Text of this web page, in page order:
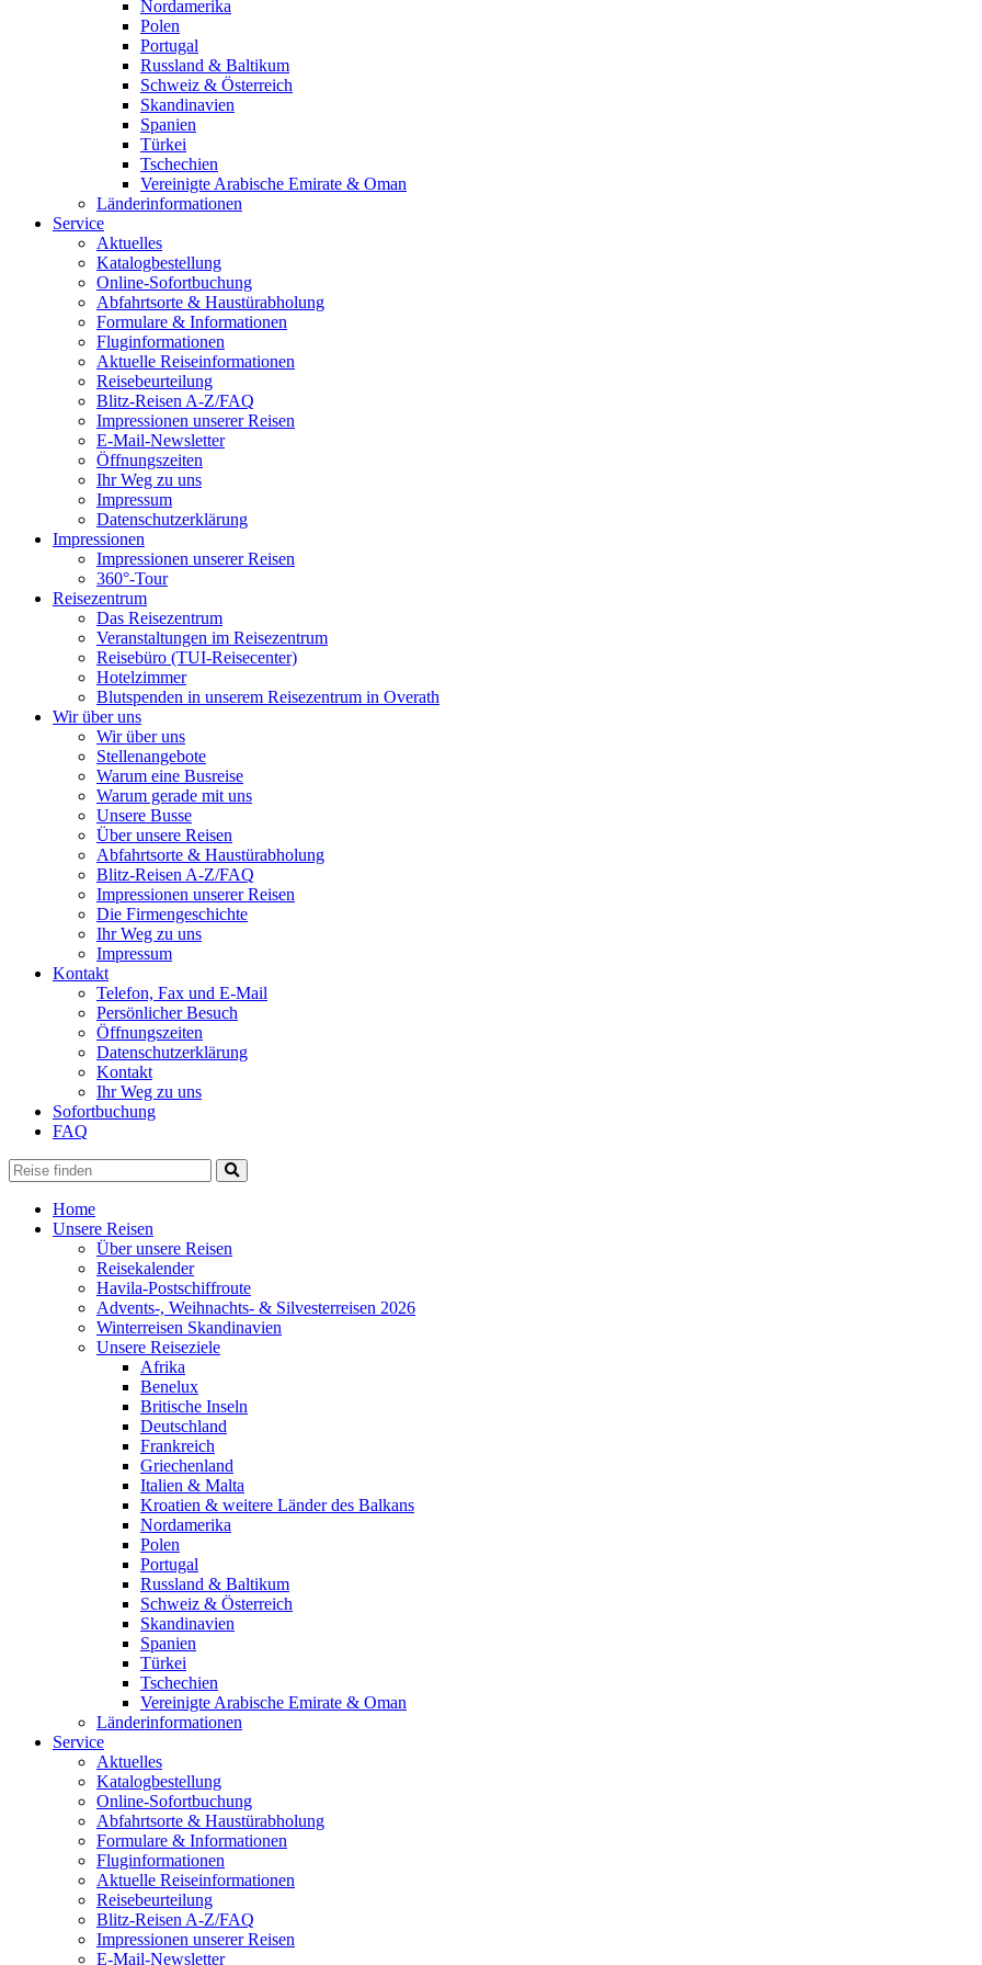
Nordamerika
Polen
Portugal
Russland & Baltikum
Schweiz & Österreich
Skandinavien
Spanien
Türkei
Tschechien
Vereinigte Arabische Emirate & Oman
Länderinformationen
Service
Aktuelles
Katalogbestellung
Online-Sofortbuchung
Abfahrtsorte & Haustürabholung
Formulare & Informationen
Fluginformationen
Aktuelle Reiseinformationen
Reisebeurteilung
Blitz-Reisen A-Z/FAQ
Impressionen unserer Reisen
E-Mail-Newsletter
Öffnungszeiten
Ihr Weg zu uns
Impressum
Datenschutzerklärung
Impressionen
Impressionen unserer Reisen
360°-Tour
Reisezentrum
Das Reisezentrum
Veranstaltungen im Reisezentrum
Reisebüro (TUI-Reisecenter)
Hotelzimmer
Blutspenden in unserem Reisezentrum in Overath
Wir über uns
Wir über uns
Stellenangebote
Warum eine Busreise
Warum gerade mit uns
Unsere Busse
Über unsere Reisen
Abfahrtsorte & Haustürabholung
Blitz-Reisen A-Z/FAQ
Impressionen unserer Reisen
Die Firmengeschichte
Ihr Weg zu uns
Impressum
Kontakt
Telefon, Fax und E-Mail
Persönlicher Besuch
Öffnungszeiten
Datenschutzerklärung
Kontakt
Ihr Weg zu uns
Sofortbuchung
FAQ
Home
Unsere Reisen
Über unsere Reisen
Reisekalender
Havila-Postschiffroute
Advents-, Weihnachts- & Silvesterreisen 2026
Winterreisen Skandinavien
Unsere Reiseziele
Afrika
Benelux
Britische Inseln
Deutschland
Frankreich
Griechenland
Italien & Malta
Kroatien & weitere Länder des Balkans
Nordamerika
Polen
Portugal
Russland & Baltikum
Schweiz & Österreich
Skandinavien
Spanien
Türkei
Tschechien
Vereinigte Arabische Emirate & Oman
Länderinformationen
Service
Aktuelles
Katalogbestellung
Online-Sofortbuchung
Abfahrtsorte & Haustürabholung
Formulare & Informationen
Fluginformationen
Aktuelle Reiseinformationen
Reisebeurteilung
Blitz-Reisen A-Z/FAQ
Impressionen unserer Reisen
E-Mail-Newsletter